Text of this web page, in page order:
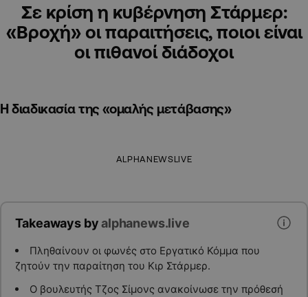
Σε κρίση η κυβέρνηση Στάρμερ:
«Βροχή» οι παραιτήσεις, ποιοι είναι
οι πιθανοί διάδοχοι
Η διαδικασία της «ομαλής μετάβασης»
ALPHANEWSLIVE
Takeaways byalphanews.live
Πληθαίνουν οι φωνές στο Εργατικό Κόμμα που
ζητούν την παραίτηση του Κιρ Στάρμερ.
Ο βουλευτής Τζος Σίμονς ανακοίνωσε την πρόθεσή